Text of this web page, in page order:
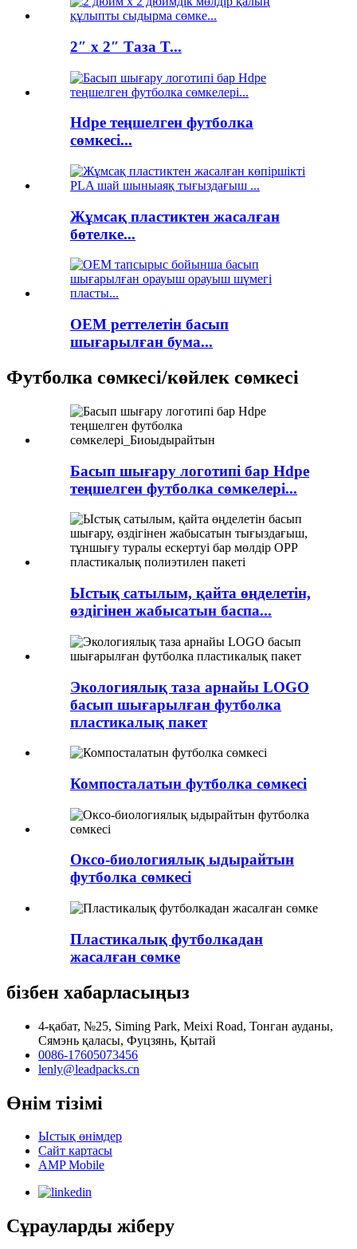
2″ x 2″ Таза T...
Hdpe теңшелген футболка
сөмкесі...
Жұмсақ пластиктен жасалған
бөтелке...
OEM реттелетін басып
шығарылған бума...
Футболка сөмкесі/көйлек сөмкесі
Басып шығару логотипі бар Hdpe
теңшелген футболка сөмкелері...
Ыстық сатылым, қайта өңделетін,
өздігінен жабысатын баспа...
Экологиялық таза арнайы LOGO
басып шығарылған футболка
пластикалық пакет
Компосталатын футболка сөмкесі
Оксо-биологиялық ыдырайтын
футболка сөмкесі
Пластикалық футболкадан
жасалған сөмке
бізбен хабарласыңыз
4-қабат, №25, Siming Park, Meixi Road, Тонган ауданы,
Сямэнь қаласы, Фуцзянь, Қытай
0086-17605073456
lenly@leadpacks.cn
Өнім тізімі
Ыстық өнімдер
Сайт картасы
AMP Mobile
Сұрауларды жіберу